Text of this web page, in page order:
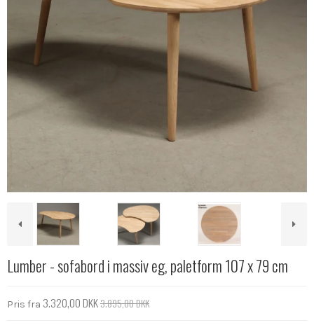
Lumber - sofabord i massiv eg, paletform 107 x 79 cm
Pris fra 3.320,00 DKK3.895,00 DKK